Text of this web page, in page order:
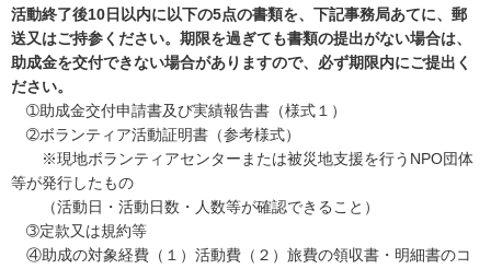
活動終了後10日以内に以下の5点の書類を、下記事務局あてに、郵
送又はご持参ください。期限を過ぎても書類の提出がない場合は、
助成金を交付できない場合がありますので、必ず期限内にご提出く
ださい。
➀助成金交付申請書及び実績報告書（様式１）
➁ボランティア活動証明書（参考様式）
※現地ボランティアセンターまたは被災地支援を行うNPO団体
等が発行したもの
（活動日・活動日数・人数等が確認できること）
➂定款又は規約等
④助成の対象経費（１）活動費（２）旅費の領収書・明細書のコ